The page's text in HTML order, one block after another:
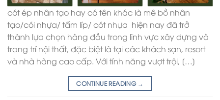
cót ép nhân tạo hay có tên khác là mê bồ nhân
tạo/cói nhựa/ tấm líp/ cót nhựa hiện nay đã trở
thành lựa chọn hàng đầu trong lĩnh vực xây dựng và
trang trí nội thất, đặc biệt là tại các khách sạn, resort
và nhà hàng cao cấp. Với tính năng vượt trội, […]
CONTINUE READING →